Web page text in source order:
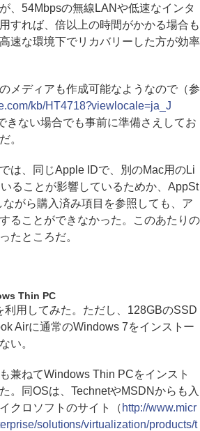
、54Mbpsの無線LANや低速なインタ
すれば、倍以上の時間がかかる場合も
速な環境下でリカバリーした方が効率
メディアも作成可能なようなので（参
kb/HT4718?viewlocale=ja_J
きない場合でも事前に準備さえしてお
。
は、同じApple IDで、別のMac用のLi
ることが影響しているためか、AppSt
がら購入済み項目を参照しても、ア
ることができなかった。このあたりの
たところだ。
Thin PC
用してみた。ただし、128GBのSSD
Airに通常のWindows 7をインストー
い。
兼ねてWindows Thin PCをインスト
。同OSは、TechnetやMSDNからも入
クロソフトのサイト（ http://www.micr
solutions/virtualization/products/t